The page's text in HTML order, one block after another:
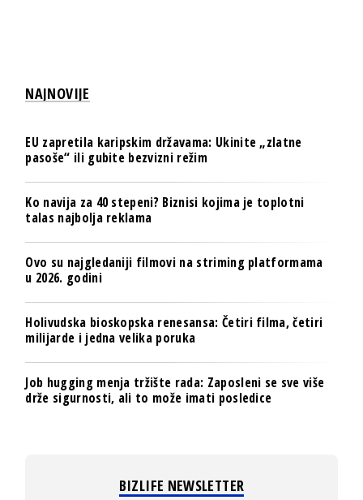
NAJNOVIJE
EU zapretila karipskim državama: Ukinite „zlatne
pasoše“ ili gubite bezvizni režim
Ko navija za 40 stepeni? Biznisi kojima je toplotni
talas najbolja reklama
Ovo su najgledaniji filmovi na striming platformama
u 2026. godini
Holivudska bioskopska renesansa: Četiri filma, četiri
milijarde i jedna velika poruka
Job hugging menja tržište rada: Zaposleni se sve više
drže sigurnosti, ali to može imati posledice
BIZLIFE NEWSLETTER